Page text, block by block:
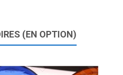
(EN OPTION)